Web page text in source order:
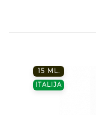
15 ML.
ITALIJA